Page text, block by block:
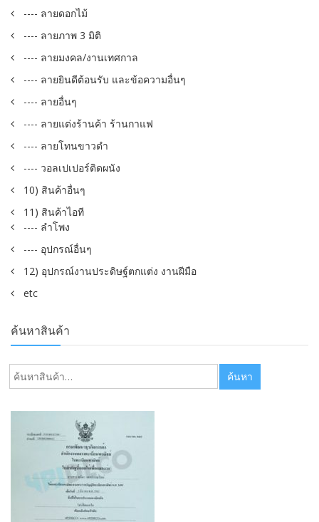
---- ลายดอกไม้
---- ลายภาพ 3 มิติ
---- ลายมงคล/งานเทศกาล
---- ลายยินดีต้อนรับ และข้อความอื่นๆ
---- ลายอื่นๆ
---- ลายแต่งร้านค้า ร้านกาแฟ
---- ลายโทนขาวดำ
---- วอลเปเปอร์ติดผนัง
10) สินค้าอื่นๆ
11) สินค้าไอที
---- ลำโพง
---- อุปกรณ์อื่นๆ
12) อุปกรณ์งานประดิษฐ์ตกแต่ง งานฝีมือ
etc
ค้นหาสินค้า
ค้นหา: ค้นหา